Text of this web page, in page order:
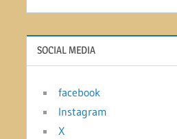
SOCIAL MEDIA
facebook
Instagram
X